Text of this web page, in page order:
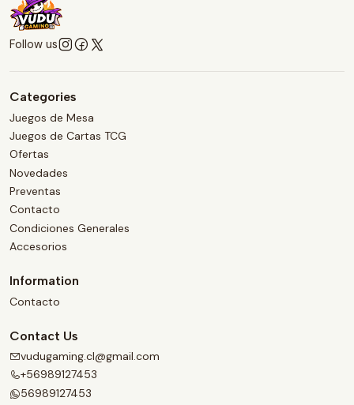
Follow us
Categories
Juegos de Mesa
Juegos de Cartas TCG
Ofertas
Novedades
Preventas
Contacto
Condiciones Generales
Accesorios
Information
Contacto
Contact Us
vudugaming.cl@gmail.com
+56989127453
56989127453